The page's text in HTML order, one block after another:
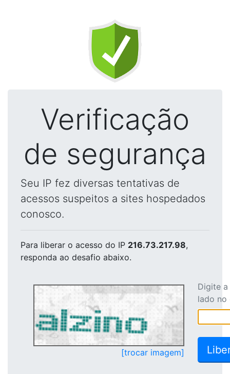
Verificação
de segurança
Seu IP fez diversas tentativas de
acessos suspeitos a sites hospedados
conosco.
Para liberar o acesso do IP 216.73.217.98,
responda ao desafio abaixo.
[trocar imagem]
Digite
lado no